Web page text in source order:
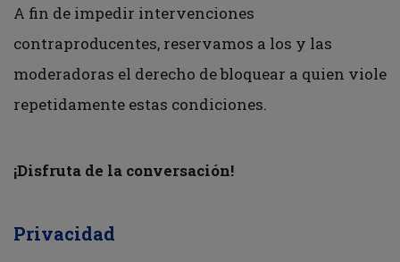
A fin de impedir intervenciones
contraproducentes, reservamos a los y las
moderadoras el derecho de bloquear a quien viole
repetidamente estas condiciones.
¡Disfruta de la conversación!
Privacidad